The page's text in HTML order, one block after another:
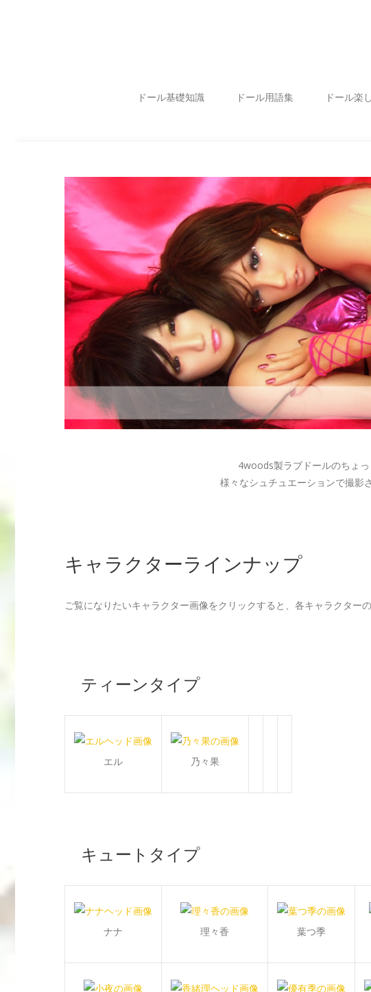
ドール基礎知識 ドール用語集 ドール楽
4woods製ラブドールのちょ
様々なシュチュエーションで撮影
キャラクターラインナップ
ご覧になりたいキャラクター画像をクリックすると、各キャラクター
ティーンタイプ
エル 乃々果
キュートタイプ
ナナ 理々香 葉つ季